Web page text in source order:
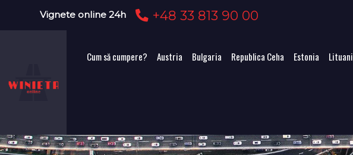
Vignete online 24h +48 33 813 90 00
Cum să cumpere? Austria Bulgaria Republica Ceha Estonia